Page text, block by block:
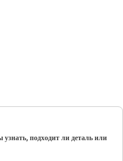
узнать, подходит ли деталь или